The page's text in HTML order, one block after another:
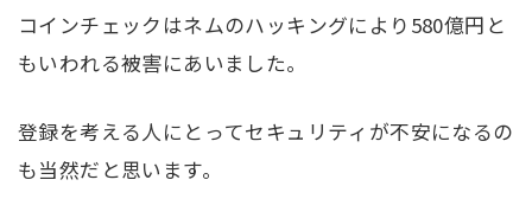
コインチェックはネムのハッキングにより580億円と
もいわれる被害にあいました。
登録を考える人にとってセキュリティが不安になるの
も当然だと思います。